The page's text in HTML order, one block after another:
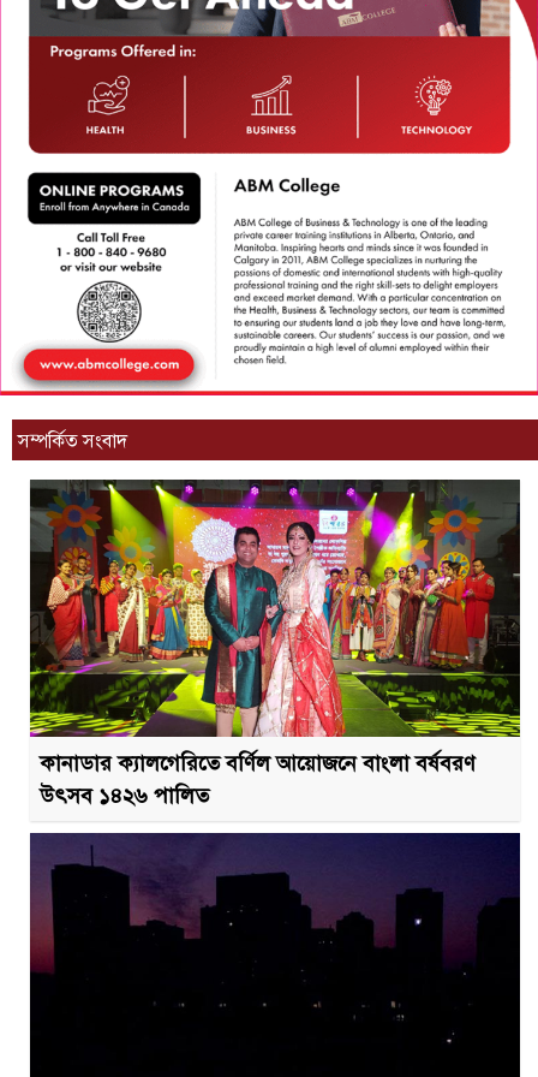
সম্পর্কিত সংবাদ
কানাডার ক্যালগেরিতে বর্ণিল আয়োজনে বাংলা বর্ষবরণ
উৎসব ১৪২৬ পালিত